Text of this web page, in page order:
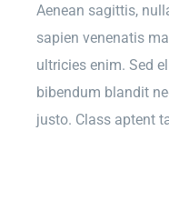
Aenean sagittis,
sapien venenatis
ultricies enim. Sed
bibendum blandit
justo. Class aptent